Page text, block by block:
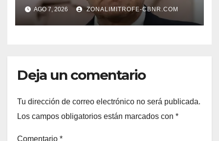
áreas agropecuarias, plantea
Raúl Onofre
AGO 7, 2026 ZONALIMITROFE-CBNR.COM
Deja un comentario
Tu dirección de correo electrónico no será publicada.
Los campos obligatorios están marcados con *
Comentario *